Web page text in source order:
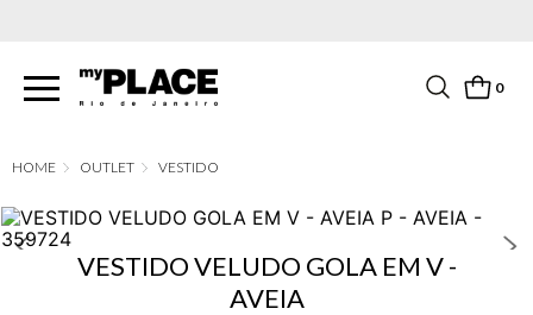
0
OUTLET VESTIDO
VESTIDO VELUDO GOLA EM V -
AVEIA